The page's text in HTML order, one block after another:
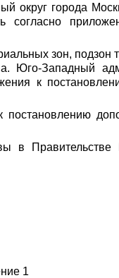
округ города
согласно
зон, подзон
Юго-Западный
к
постановлению
в
1